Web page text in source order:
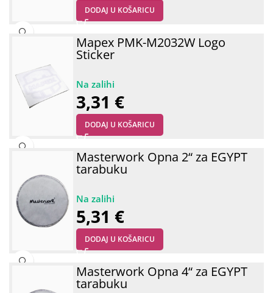
DODAJ U KOŠARICU
Mapex PMK-M2032W Logo
Sticker
3,31 €
DODAJ U KOŠARICU
Masterwork Opna 2“ za EGYPT
tarabuku
5,31 €
DODAJ U KOŠARICU
Masterwork Opna 4“ za EGYPT
tarabuku